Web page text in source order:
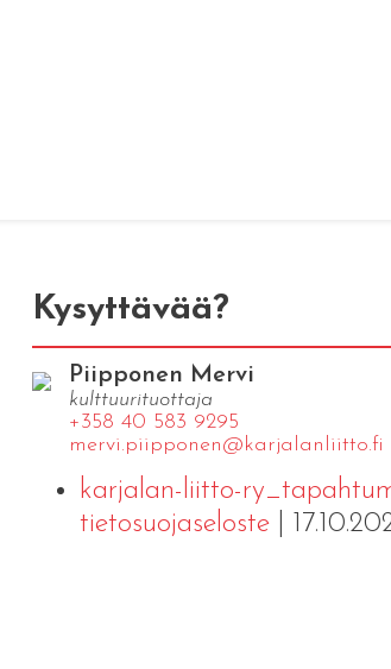
Kysyttävää?
Piipponen Mervi
kulttuurituottaja
+358 40 583 9295
mervi.​piipponen@​kar​jala​nlii​tto.​fi
karjalan-liitto-
tietosuojaseloste|